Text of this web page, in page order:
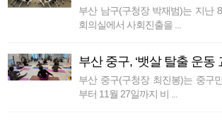
부산 남구(구청장 박재범)는 지난
회의실에서 사회진출을 ...
부산 중구, ‘뱃살 탈출 운동
부산 중구(구청장 최진봉)는 중구
부터 11월 27일까지 비 ...